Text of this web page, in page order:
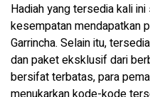
Hadiah yang tersedia kali
kesempatan mendapatkan
Garrincha. Selain itu,
dan paket eksklusif dari
bersifat terbatas, para